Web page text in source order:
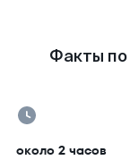
Факты по
около 2 часов